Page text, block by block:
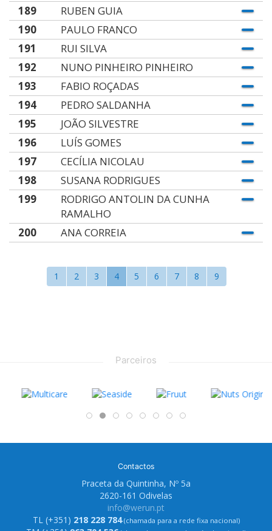
189
RUBEN GUIA
190
PAULO FRANCO
191
RUI SILVA
192
NUNO PINHEIRO PINHEIRO
193
FABIO ROÇADAS
194
PEDRO SALDANHA
195
JOÃO SILVESTRE
196
LUÍS GOMES
197
CECÍLIA NICOLAU
198
SUSANA RODRIGUES
199
RODRIGO ANTOLIN DA CUNHA
RAMALHO
200
ANA CORREIA
1 2 3 4 5 6 7 8 9
Parceiros
Contactos
Praceta da Quintinha, Nº 5a
2620-161 Odivelas
info@werun.pt
TL (+351) 218 228 784(chamada para a rede fixa nacional)